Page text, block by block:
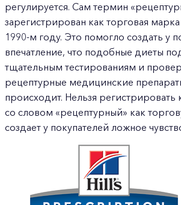
регулируется. Сам термин
зарегистрирован как торговая
1990-м году. Это помогло создать у
впечатление, что подобные диеты
тщательным тестированиям и
рецептурные медицинские
происходит. Нельзя
со словом «рецептурный» как
создает у покупателей ложное